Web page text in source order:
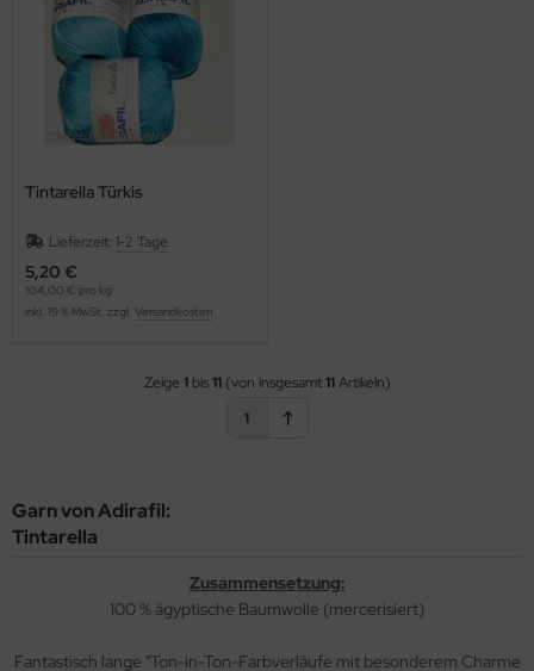
Tintarella Türkis
Lieferzeit: 1-2 Tage
5,20 €
104,00 € pro kg
inkl. 19 % MwSt. zzgl. Versandkosten
Zeige 1bis11(von insgesamt11Artikeln)
1
Garn von Adirafil:
Tintarella
Zusammensetzung:
100 % ägyptische Baumwolle (mercerisiert)
Fantastisch lange "Ton-in-Ton-Farbverläufe mit besonderem Charme